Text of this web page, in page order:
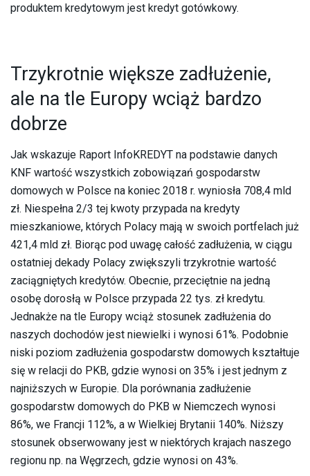
produktem kredytowym jest kredyt gotówkowy.
Trzykrotnie większe zadłużenie,
ale na tle Europy wciąż bardzo
dobrze
Jak wskazuje Raport InfoKREDYT na podstawie danych
KNF wartość wszystkich zobowiązań gospodarstw
domowych w Polsce na koniec 2018 r. wyniosła 708,4 mld
zł. Niespełna 2/3 tej kwoty przypada na kredyty
mieszkaniowe, których Polacy mają w swoich portfelach już
421,4 mld zł. Biorąc pod uwagę całość zadłużenia, w ciągu
ostatniej dekady Polacy zwiększyli trzykrotnie wartość
zaciągniętych kredytów. Obecnie, przeciętnie na jedną
osobę dorosłą w Polsce przypada 22 tys. zł kredytu.
Jednakże na tle Europy wciąż stosunek zadłużenia do
naszych dochodów jest niewielki i wynosi 61%. Podobnie
niski poziom zadłużenia gospodarstw domowych kształtuje
się w relacji do PKB, gdzie wynosi on 35% i jest jednym z
najniższych w Europie. Dla porównania zadłużenie
gospodarstw domowych do PKB w Niemczech wynosi
86%, we Francji 112%, a w Wielkiej Brytanii 140%. Niższy
stosunek obserwowany jest w niektórych krajach naszego
regionu np. na Węgrzech, gdzie wynosi on 43%.